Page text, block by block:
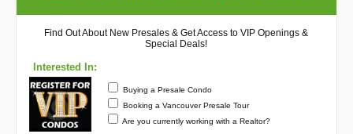
Find Out About New Presales & Get Access to VIP Openings &
Special Deals!
Interested In:
Buying a Presale Condo
Booking a Vancouver Presale Tour
Are you currently working with a Realtor?